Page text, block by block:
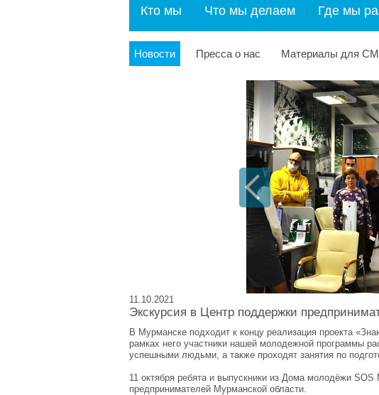
Кто мы Что мы делаем Где мы
Новости Пресса о нас Материалы для
11.10.2021
Экскурсия в Центр поддержки
В Мурманске подходит к концу реализация проекта
рамках него участники нашей молодежной программы
успешными людьми, а также проходят занятия по
11 октября ребята и выпускники из Дома молодёжи
предпринимателей Мурманской области.